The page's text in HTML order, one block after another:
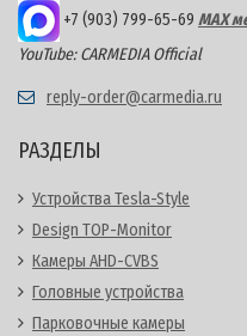
+7 (903) 799-65-69 MAX
YouTube: CARMEDIA Official
reply-order@carmedia.ru
РАЗДЕЛЫ
Устройства Tesla-Style
Design TOP-Monitor
Камеры AHD-CVBS
Головные устройства
Парковочные камеры